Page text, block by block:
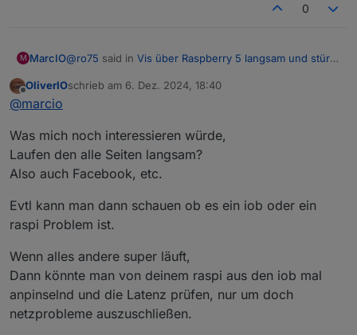
0
M MarcIO@ro75 said in Vis über Raspberry 5 langsam und stürzt
Bei mir läuft Chromium. Ich habe es auch mal mit
Ohne diesen Abschnitt hatte es leider auch nicht
also ich habe dein Befehl mal probiert und es läuft
irgendwie im Gesamten etwas langsamer als zuvor.
Manche Ansichten switchen in paar Sekunden aber
spätestens nach dem 3. Klick lädt es mehrere Minuten
lang. Aber so die Visualisierung ist halt etwas träger.
Offline
OliverIOschrieb am 6. Dez. 2024, 18:40
zuletzt editiert von
@marcio
Was mich noch interessieren würde,
Laufen den alle Seiten langsam?
Also auch Facebook, etc.
Evtl kann man dann schauen ob es ein iob oder ein
raspi Problem ist.
Wenn alles andere super läuft,
Dann könnte man von deinem raspi aus den iob mal
anpinselnd und die Latenz prüfen, nur um doch
netzprobleme auszuschließen.